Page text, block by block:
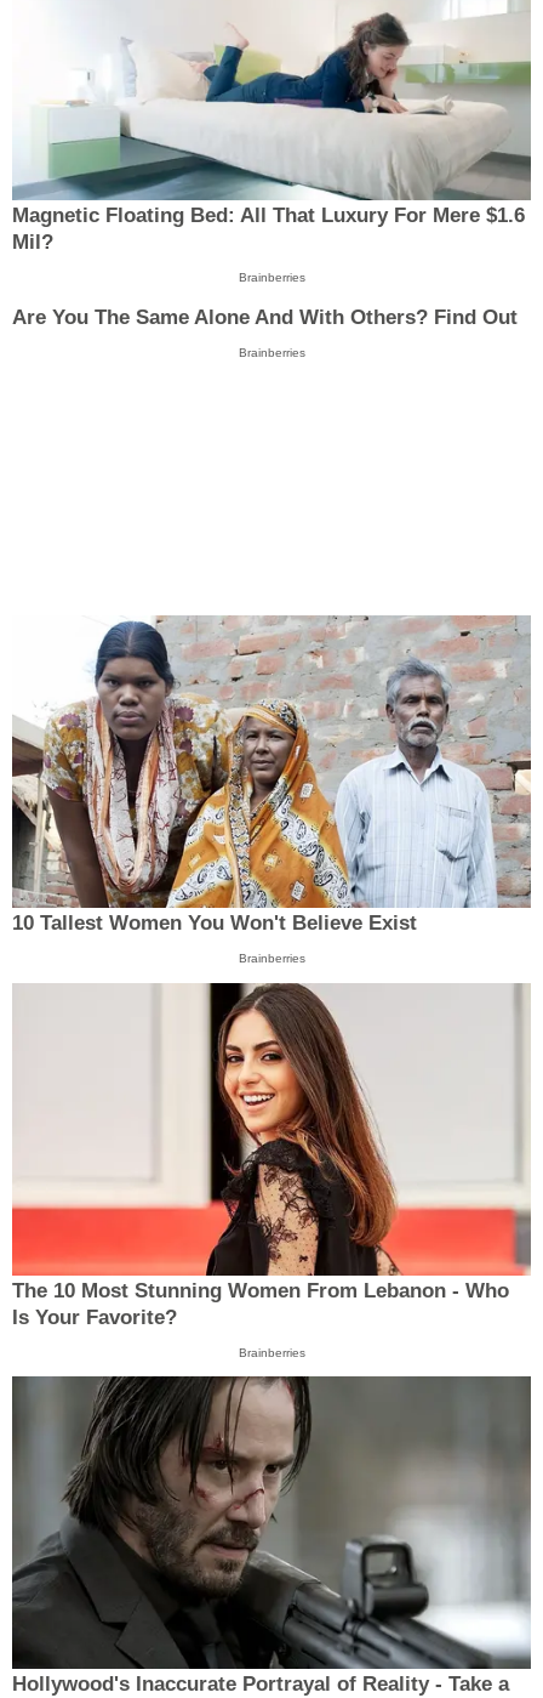
Magnetic Floating Bed: All That Luxury For Mere $1.6
Mil?
Brainberries
Are You The Same Alone And With Others? Find Out
Brainberries
10 Tallest Women You Won't Believe Exist
Brainberries
The 10 Most Stunning Women From Lebanon - Who
Is Your Favorite?
Brainberries
Hollywood's Inaccurate Portrayal of Reality - Take a